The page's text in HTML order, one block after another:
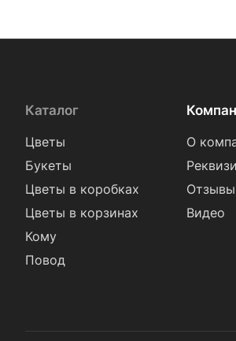
Каталог
Цветы
Букеты
Цветы в коробках
Цветы в корзинах
Кому
Повод
О
Отзывы
Видео